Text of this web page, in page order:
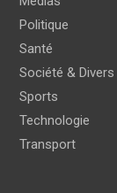
Politique
Santé
Société & Divers
Sports
Technologie
Transport